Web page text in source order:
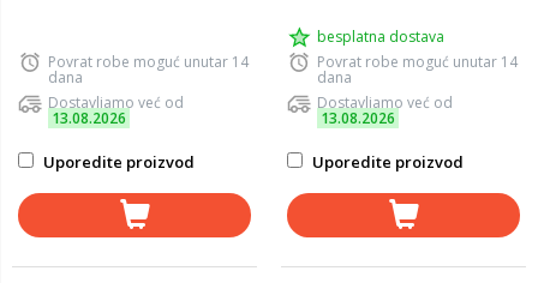
Povrat robe moguć unutar 14
dana
Dostavljamo već od
13.08.2026
Uporedite proizvod
besplatna dostava
Povrat robe moguć unutar 14
dana
Dostavljamo već od
13.08.2026
Uporedite proizvod